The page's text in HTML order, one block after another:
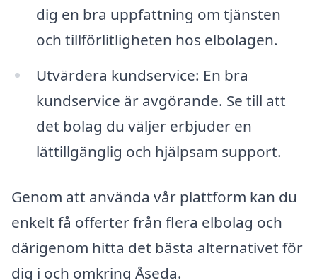
dig en bra uppfattning om tjänsten
och tillförlitligheten hos elbolagen.
Utvärdera kundservice: En bra
kundservice är avgörande. Se till att
det bolag du väljer erbjuder en
lättillgänglig och hjälpsam support.
Genom att använda vår plattform kan du
enkelt få offerter från flera elbolag och
därigenom hitta det bästa alternativet för
dig i och omkring Åseda.